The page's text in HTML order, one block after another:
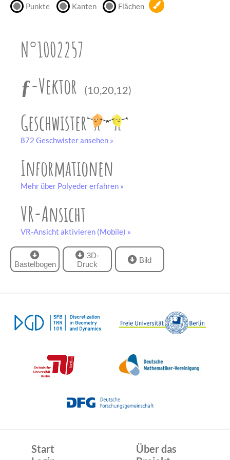
Punkte Kanten Flächen
N°1002257
ƒ-Vektor
(10,20,12)
Geschwister
872 Geschwister ansehen »
Informationen
Mehr über Polyeder erfahren »
VR-Ansicht
VR-Ansicht aktivieren (Mobile) »
Bastelbogen
Bastelbogen
3D-
Druck
unserem
Bild
Start
Über das